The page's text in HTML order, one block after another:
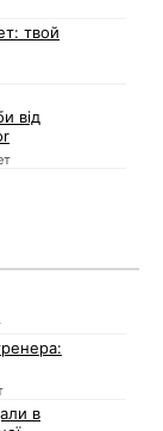
твой
від
в